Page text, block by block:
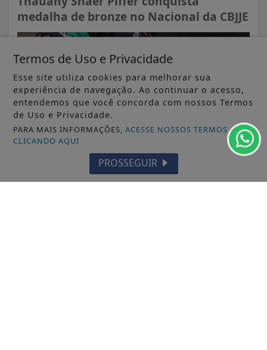
medalha de bronze no Nacional da CBJJE
Termos de Uso e Privacidade
Esse site utiliza cookies para melhorar sua
experiência de navegação. Ao continuar o acesso,
entendemos que você concorda com nossos Termos
de Uso e Privacidade.
PARA MAIS INFORMAÇÕES,ACESSE NOSSOS TERMOS
CLICANDO AQUI
PROSSEGUIR